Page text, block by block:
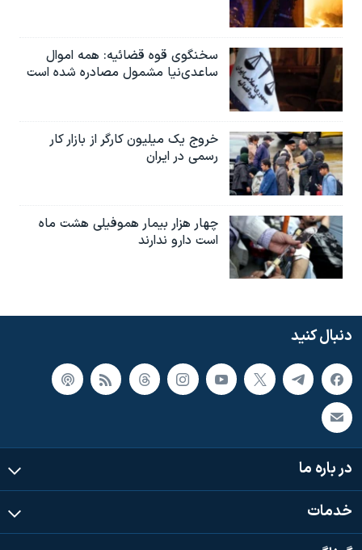
سخنگوی قوه قضائیه: همه اموال
ساعدی‌نیا مشمول مصادره شده است
خروج یک میلیون کارگر از بازار کار
رسمی در ایران
چهار هزار بیمار هموفیلی هشت ماه
است دارو ندارند
دنبال کنید
در باره ما
خدمات